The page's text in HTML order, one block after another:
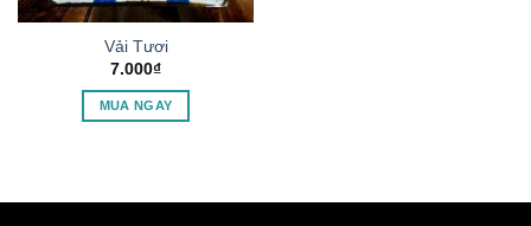
Vải Tươi
7.000₫
MUA NGAY